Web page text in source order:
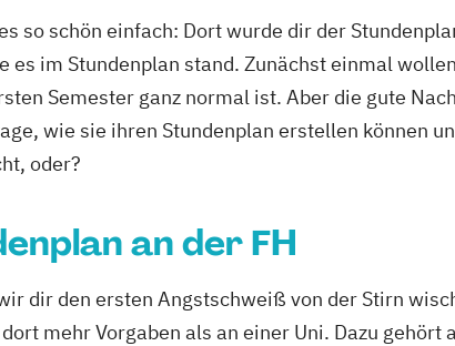
so schön einfach: Dort wurde dir der
es im Stundenplan stand. Zunächst einmal
Semester ganz normal ist. Aber die gute
wie sie ihren Stundenplan erstellen können
oder?
an der FH
dir den ersten Angstschweiß von der Stirn
mehr Vorgaben als an einer Uni. Dazu